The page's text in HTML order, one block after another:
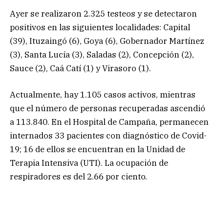
Ayer se realizaron 2.325 testeos y se detectaron
positivos en las siguientes localidades: Capital
(39), Ituzaingó (6), Goya (6), Gobernador Martínez
(3), Santa Lucía (3), Saladas (2), Concepción (2),
Sauce (2), Caá Catí (1) y Virasoro (1).
Actualmente, hay 1.105 casos activos, mientras
que el número de personas recuperadas ascendió
a 113.840. En el Hospital de Campaña, permanecen
internados 33 pacientes con diagnóstico de Covid-
19; 16 de ellos se encuentran en la Unidad de
Terapia Intensiva (UTI). La ocupación de
respiradores es del 2.66 por ciento.